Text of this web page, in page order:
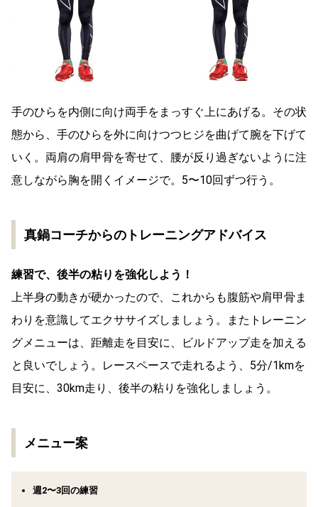
手のひらを内側に向け両手をまっすぐ上にあげる。その状
態から、手のひらを外に向けつつヒジを曲げて腕を下げて
いく。両肩の肩甲骨を寄せて、腰が反り過ぎないように注
意しながら胸を開くイメージで。5〜10回ずつ行う。
真鍋コーチからのトレーニングアドバイス
練習で、後半の粘りを強化しよう！
上半身の動きが硬かったので、これからも腹筋や肩甲骨ま
わりを意識してエクササイズしましょう。またトレーニン
グメニューは、距離走を目安に、ビルドアップ走を加える
と良いでしょう。レースペースで走れるよう、5分/1kmを
目安に、30km走り、後半の粘りを強化しましょう。
メニュー案
週2〜3回の練習